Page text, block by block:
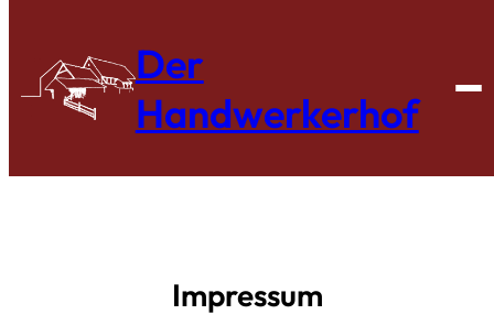
springen
Der
Handwerkerhof
Impressum